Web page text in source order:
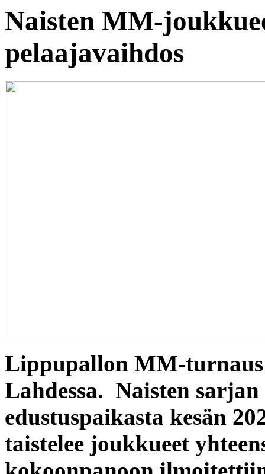
Naisten MM-
pelaajavaihdos
Lippupallon MM-turnaus
Lahdessa. Naisten
edustuspaikasta kesän
taistelee joukkueet